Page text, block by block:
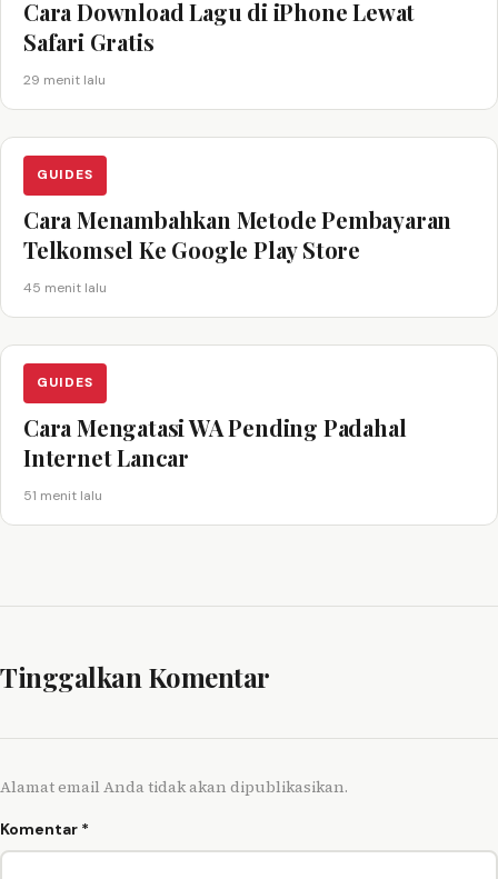
Cara Download Lagu di iPhone Lewat
Safari Gratis
29 menit lalu
GUIDES
Cara Menambahkan Metode Pembayaran
Telkomsel Ke Google Play Store
45 menit lalu
GUIDES
Cara Mengatasi WA Pending Padahal
Internet Lancar
51 menit lalu
Tinggalkan Komentar
Alamat email Anda tidak akan dipublikasikan.
Komentar *